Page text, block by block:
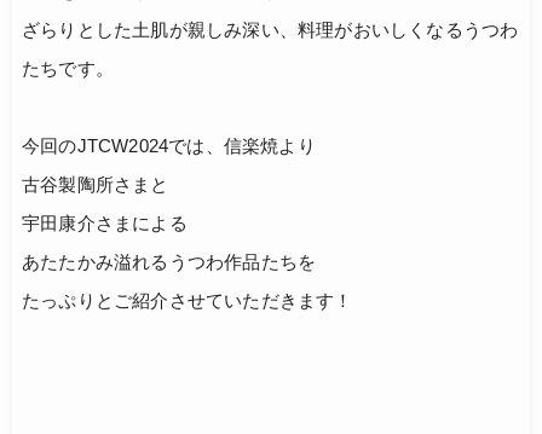
ざらりとした土肌が親しみ深い、料理がおいしくなるうつわ
たちです。
今回のJTCW2024では、信楽焼より
古谷製陶所さまと
宇田康介さまによる
あたたかみ溢れるうつわ作品たちを
たっぷりとご紹介させていただきます！